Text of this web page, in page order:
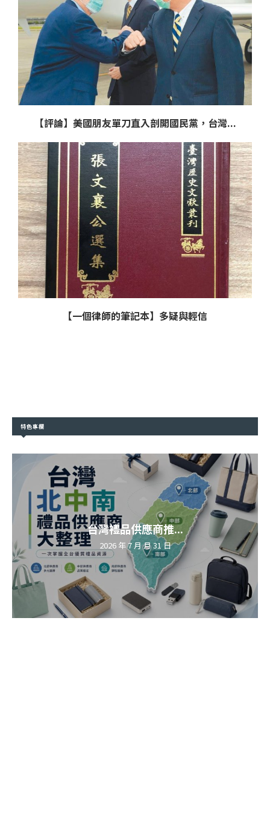
【評論】美國朋友單刀直入剖開國民黨，台灣...
【一個律師的筆記本】多疑與輕信
特色專欄
台灣禮品供應商推...
2026 年 7 月 月 31 日